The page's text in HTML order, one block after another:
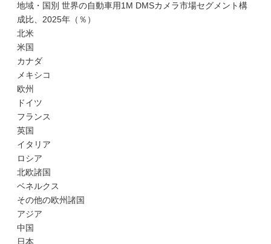
地域・国別 世界の自動車用1M DMSカメラ市場セグメント構
成比、2025年（％）
北米
米国
カナダ
メキシコ
欧州
ドイツ
フランス
英国
イタリア
ロシア
北欧諸国
ベネルクス
その他の欧州諸国
アジア
中国
日本